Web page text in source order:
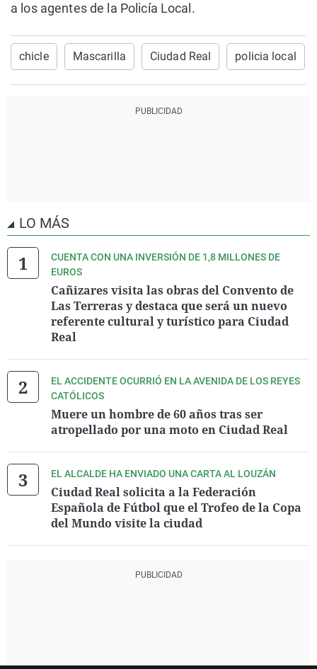
a los agentes de la Policía Local.
chicle Mascarilla Ciudad Real policia local
LO MÁS
CUENTA CON UNA INVERSIÓN DE 1,8 MILLONES DE
EUROS
Cañizares visita las obras del Convento de
Las Terreras y destaca que será un nuevo
referente cultural y turístico para Ciudad
Real
EL ACCIDENTE OCURRIÓ EN LA AVENIDA DE LOS REYES
CATÓLICOS
Muere un hombre de 60 años tras ser
atropellado por una moto en Ciudad Real
EL ALCALDE HA ENVIADO UNA CARTA AL LOUZÁN
Ciudad Real solicita a la Federación
Española de Fútbol que el Trofeo de la Copa
del Mundo visite la ciudad